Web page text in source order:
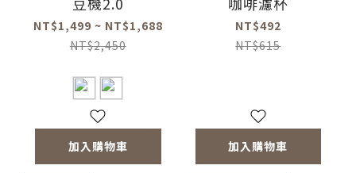
NT$1,499 ~ NT$1,688
NT$2,450
加入購物車
NT$492
NT$615
加入購物車